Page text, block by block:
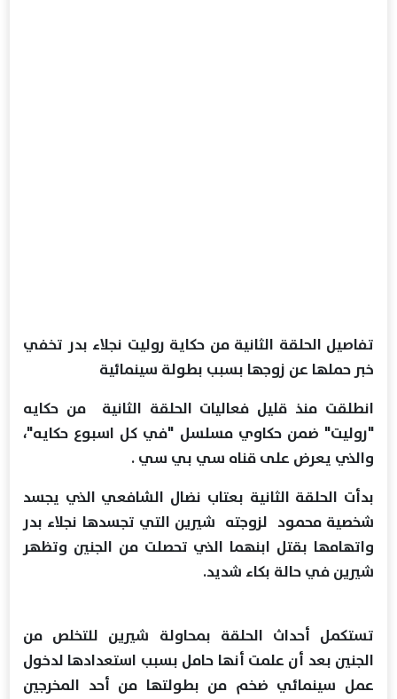
تفاصيل الحلقة الثانية من حكاية روليت نجلاء بدر تخفي
خبر حملها عن زوجها بسبب بطولة سينمائية
انطلقت منذ قليل فعاليات الحلقة الثانية من حكايه
"روليت" ضمن حكاوي مسلسل "في كل اسبوع حكايه"،
والذي يعرض على قناه سي بي سي .
بدأت الحلقة الثانية بعتاب نضال الشافعي الذي يجسد
شخصية محمود لزوجته شيرين التي تجسدها نجلاء بدر
واتهامها بقتل ابنهما الذي تحصلت من الجنين وتظهر
شيرين في حالة بكاء شديد.
تستكمل أحداث الحلقة بمحاولة شيرين للتخلص من
الجنين بعد أن علمت أنها حامل بسبب استعدادها لدخول
عمل سينمائي ضخم من بطولتها من أحد المخرجين